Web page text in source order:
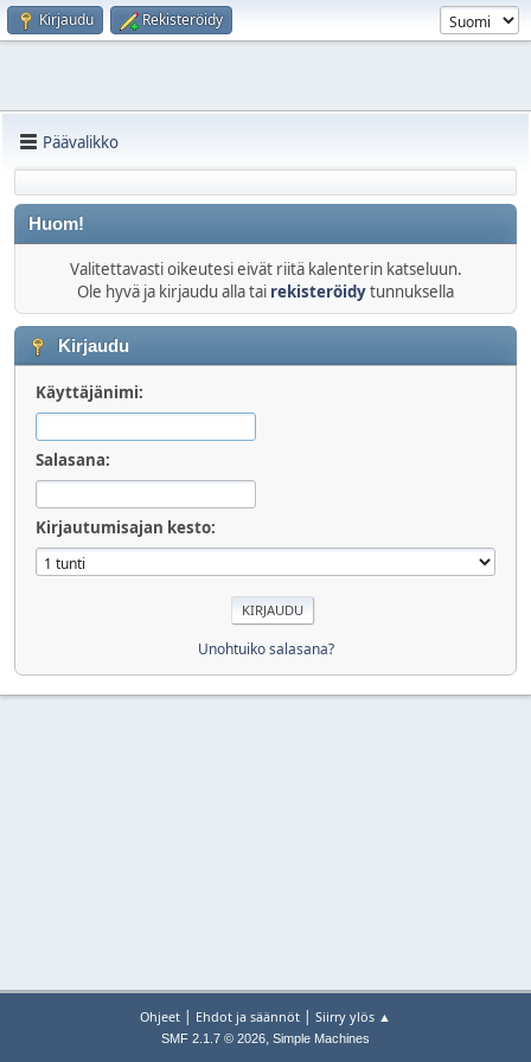
Kirjaudu Rekisteröidy
Päävalikko
Huom!
Valitettavasti oikeutesi eivät riitä kalenterin katseluun.
Ole hyvä ja kirjaudu alla tai rekisteröidytunnuksella
Kirjaudu
Käyttäjänimi:
Salasana:
Kirjautumisajan kesto:
Unohtuiko salasana?
Ohjeet | Ehdot ja säännöt | Siirry ylös ▲
SMF 2.1.7 © 2026, Simple Machines